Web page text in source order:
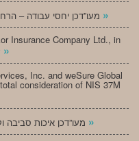
»
Insurance Company Ltd., in
»
Inc. and weSure Global
consideration of NIS 37M
»